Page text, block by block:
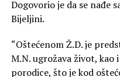
Dogovorio je da se nađe
Bijeljini.
“Oštećenom Ž.D. je
M.N. ugrožava život, kao
porodice, što je kod